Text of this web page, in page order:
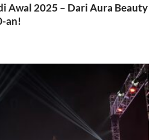
Awal 2025 – Dari Aura Beauty
an!